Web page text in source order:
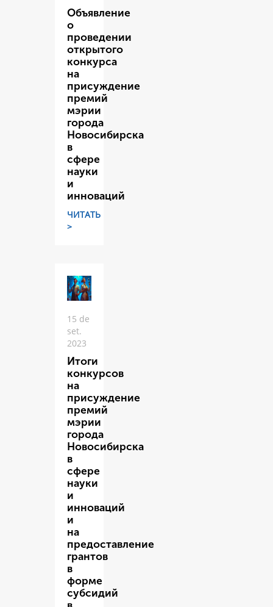
Объявление
о
проведении
открытого
конкурса
на
присуждение
премий
мэрии
города
Новосибирска
в
сфере
науки
и
инноваций
ЧИТАТЬ
>
15 de
set.
2023
Итоги
конкурсов
на
присуждение
премий
мэрии
города
Новосибирска
в
сфере
науки
и
инноваций
и
на
предоставление
грантов
в
форме
субсидий